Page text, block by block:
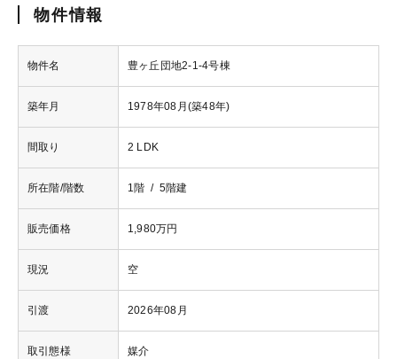
物件情報
物件名 豊ヶ丘団地2-1-4号棟
築年月 1978年08月(築48年)
間取り 2 LDK
所在階/階数 1階 / 5階建
販売価格 1,980万円
現況 空
引渡 2026年08月
取引態様 媒介